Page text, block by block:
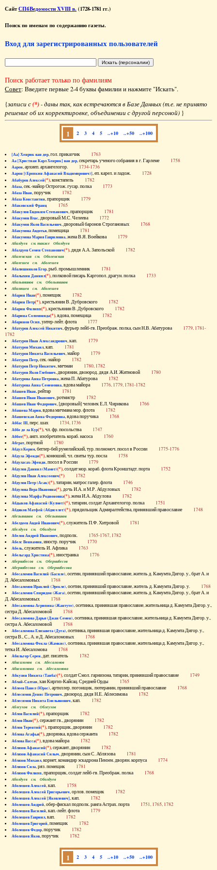
СайтСПбВедомости XVIII в. (1728-1781 гг.)
Поиск по именам по содержанию газеты.
Вход для зарегистрированных пользователей
Поиск работает только по фамилиям
Совет: Введите первые 2-4 буквы фамилии и нажмите "Искать".
{записи с(*)- даны так, как встречаются в Базе Данных (т.е. не принято
решение об их корректировке, объединении с другой персоной) }
1 2 3 4 5 ..+10 ..+50 ..+100
[Аа] Хенрик ван дер, гол. приказчик 1763
Аа [Христиан Карл Хенрик] ван дер, секретарь ученого собрания в г. Гарлеме 1758
Аарон, архиеп. архангелогор. 1734-1736
Аарон [(Еропкин Афанасий Владимирович)], еп. карел. и ладож. 1728
Абабуров Алексей(*), констапель 1782
Абаза, сек.-майор Острогож. гусар. полка 1773
Абаза Иван, поручик 1782
Абаза Константин, прапорщик 1779
Абаковский Франц 1765
Абакулов Евдоким Степанович, прапорщик 1781
Абакумов Влас, дворовый М.С. Челеева 1772
Абакумов Яков Васильевич, дворовый баронов Строгановых 1768
Абакумова Авдотья, помещица 1781
Абакумова Мария Гавриловна, жена В.Я. Воейкова 1779
Абалдуев см. также Оболдуев
Абалдуев Семен Степанович(*), дядя А.А. Запольской 1782
Абаленская см. Оболенская
Абалешев см. Аболешев
Абалишников Егор, рыб. промышленник 1781
Абалыхин Даниил(*), полковой писарь Каргопол. драгун. полка 1733
Абальянинов см. Обольянинов
Абаляшев см. Аболешев
Абарин Иван(*), помещик 1782
Абарин Петр(*), крестьянин В. Дубровского 1782
Абарин Филипп(*), крестьянин В. Дубровского 1782
Абарина Соломонида(*), вдова, помещица 1782
Абаринов Осип, унтер-лейт. флота 1777
Абатуров Алексей Никитич, фурьер лейб-гв. Преображ. полка, сын Н.В. Абатурова 1779, 1781-
1782
Абатуров Иван Александрович, кап. 1779
Абатуров Михаил, кап. 1781
Абатуров Никита Васильевич, майор 1779
Абатуров Петр, сек.-майор 1782
Абатуров Петр Никитич, мичман 1780, 1782
Абатуров Яков Глебович, дворянин, двоюрод. дядя А.И. Житновой 1780
Абатурова Анна Петровна, жена П. Абатурова 1782
Абатурова Анна Семеновна, вдова майора 1776, 1779, 1781-1782
Абашев Иван, рейтар 1781
Абашев Иван Иванович, ротмистр 1782
Абашев Иван Федорович, [дворовый] человек Е.Л. Чирикова 1766
Абашева Мария, вдова мичмана мор. флота 1782
Абашевская Анна Федоровна, вдова поручика 1768
Аббас III, перс. шах 1734, 1736
Аббе де ла Кур(*), чл. фр. посольства 1747
Аббот(*), англ. изобретатель кораб. насоса 1760
Абграт, портной 1780
Абдул Керим, беглер-бей румелийский, тур. полномоч. посол в России 1775-1776
Абдула Эфенди(*), конюший, чл. свиты тур. посла 1758
Абдуласах-Эфенди, посол в России 1779
Абдулов Даниил (Мамет)(*), солдат мор. кораб. флота Кронштадт. порта 1752
Абдулов Иван Алексеевич(*) 1782
Абдулов Петр (Асак)(*), татарин, матрос галер. флота 1746
Абдулова Вера Ивановна(*), дочь И.А. и М.Р. Абдуловых 1782
Абдулова Марфа Родионовна(*), жена И.А. Абдулова 1782
Абдыков Афанасий (Кулмет)(*), татарин, солдат Архангелогор. полка 1751
Абдяков Матфей (Абдяселет)(*), прядильщик Адмиралтейства, принявший православие 1748
Абезьянинов см. Обезьянинов
Абелдеев Авдей Иванович(*), служитель П.Ф. Хитровой 1781
Абелдуев см. Оболдуев
Абелов Андрей Иванович, подполк. 1765-1767, 1782
Абелс Вениамин, иностр. поручик 1770
Абель, служитель И. Афлика 1763
Абельгард Христина(*), иностранка 1776
Абернибесов см. Обернибесов
Абернибесова см. Обернибесова
Абесаломов Василий (Басиле), осетин, принявший православие, житель д. Камумта Дигор. у., брат А. и
Д. Абесаломовых 1768
Абесаломов Ираклий (Эрекле), осетин, принявший православие, житель д. Камумта Дигор. у. 1768
Абесаломов Спиридон (Жага), осетин, принявший православие, житель д. Камумта Дигор. у., брат А. и
Д. Абесаломовых 1768
Абесаломова Агрипина (Жантуте), осетинка, принявшая православие, жительница д. Камумта Дигор. у.,
сестра Д. Абесаломовой 1768
Абесаломова Дарья (Джан Семен), осетинка, принявшая православие, жительница д. Камумта Дигор. у.,
сестра А. Абесаломовой 1768
Абесаломова Елизавета (Дуга), осетинка, принявшая православие, жительница д. Камумта Дигор. у.,
сестра В., С., А. и Д. Абесаломовых 1768
Абесаломова Фекла (Жамкис), осетинка, принявшая православие, жительница д. Камумта Дигор. у.,
тетка И. Абесаломова 1768
Абильгор Серен, дат. писатель 1782
Абисаломов см. Абесаломов
Абисаломова см. Абесаломова
Абкузин Никита (Танба)(*), солдат Смол. гарнизона, татарин, принявший православие 1749
Аблай-Салтан, хан Киргиз-Кайсац. Средней Орды 1765
Аблеев Павел (Юрас), артиллер. погонщик, лютеранин, принявший православие 1768
Аблесимов Денис Петрович, двоюрод. дядя Н.Е. Аблесимова 1782
Аблесимов Никита Емельянович, кап. 1782
Аблеухов см. Облеухов
Аблов Василий(*), прапорщик 1782
Аблов Иван(*), сержант гв., дворянин 1782
Аблов Терентий(*), прапорщик, дворянин 1782
Аблова Агафья(*), дворянка, вдова сержанта 1782
Аблова Васса(*), вдова майора 1782
Аблязов Афанасий(*), сержант, дворянин 1782
Аблязов Афанасий Силыч, дворянин, сын С. Аблязова 1781
Аблязов Михаил, корнет, командир эскадрона Пензен. дворян. корпуса 1774
Аблязов Сила, ряз. помещик 1781
Аблязов Филипп, прапорщик, солдат лейб-гв. Преображ. полка 1768
Аболдуев см. Оболдуев
Аболешев Алексей, кап. 1758
Аболешев Алексей Григорьевич, орлов. помещик 1782
Аболешев Алексей [Яковлевич], кап. 1782
Аболешев Андрей, обер-фискал подполк. ранга Астрах. порта 1751, 1765, 1782
Аболешев Василий, кап.-лейт. флота 1779
Аболешев Гавриил, кап. 1782
Аболешев Григорий, помещик 1782
Аболешев Федор, поручик 1782
Аболешев Яков, поручик 1782
1 2 3 4 5 ..+10 ..+50 ..+100